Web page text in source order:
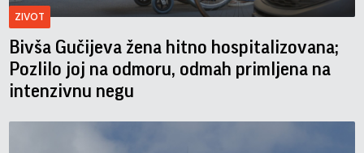
ZIVOT
Bivša Gučijeva žena hitno hospitalizovana;
Pozlilo joj na odmoru, odmah primljena na
intenzivnu negu